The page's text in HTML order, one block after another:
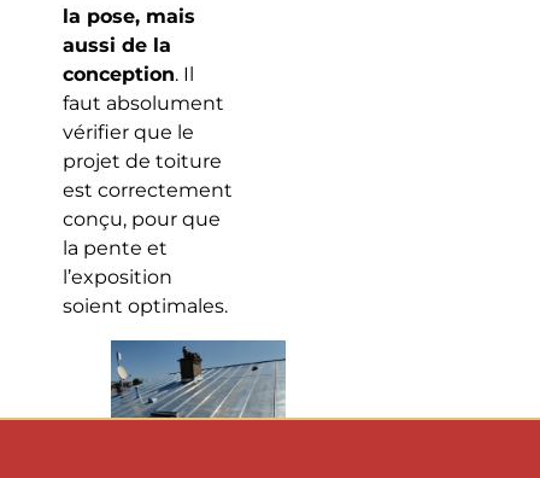
la pose, mais
aussi de la
conception. Il
faut absolument
vérifier que le
projet de toiture
est correctement
conçu, pour que
la pente et
l’exposition
soient optimales.